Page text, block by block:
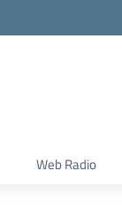
Web Radio